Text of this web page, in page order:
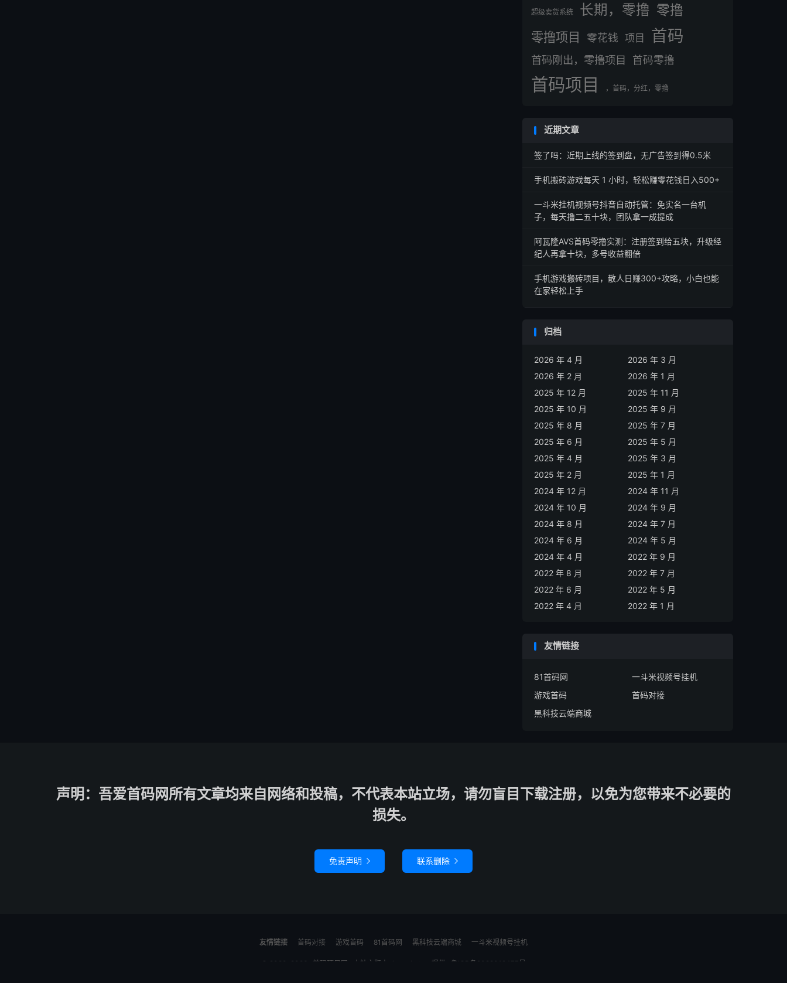
超级卖货系统 长期，零撸 零撸
零撸项目 零花钱 项目 首码
首码刚出，零撸项目 首码零撸
首码项目 ，首码，分红，零撸
近期文章
签了吗：近期上线的签到盘，无广告签到得0.5米
手机搬砖游戏每天 1 小时，轻松赚零花钱日入500+
一斗米挂机视频号抖音自动托管：免实名一台机
子，每天撸二五十块，团队拿一成提成
阿瓦隆AVS首码零撸实测：注册签到给五块，升级经
纪人再拿十块，多号收益翻倍
手机游戏搬砖项目，散人日赚300+攻略，小白也能
在家轻松上手
归档
2026 年 4 月
2026 年 3 月
2026 年 2 月
2026 年 1 月
2025 年 12 月
2025 年 11 月
2025 年 10 月
2025 年 9 月
2025 年 8 月
2025 年 7 月
2025 年 6 月
2025 年 5 月
2025 年 4 月
2025 年 3 月
2025 年 2 月
2025 年 1 月
2024 年 12 月
2024 年 11 月
2024 年 10 月
2024 年 9 月
2024 年 8 月
2024 年 7 月
2024 年 6 月
2024 年 5 月
2024 年 4 月
2022 年 9 月
2022 年 8 月
2022 年 7 月
2022 年 6 月
2022 年 5 月
2022 年 4 月
2022 年 1 月
友情链接
81首码网
一斗米视频号挂机
游戏首码
首码对接
黑科技云端商城
声明：吾爱首码网所有文章均来自网络和投稿，不代表本站立场，请勿盲目下载注册，以免为您带来不必要的
损失。
免责声明  联系删除 
友情链接 首码对接 游戏首码 81首码网 黑科技云端商城 一斗米视频号挂机
© 2020-2026 首码项目网 本站主题由 themebetter 提供 鲁ICP备2022012477号